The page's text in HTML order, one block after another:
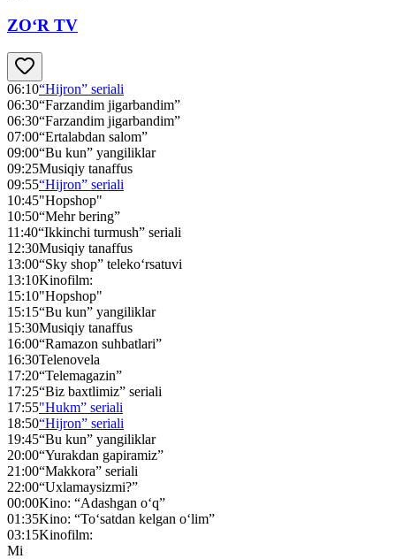
ZO‘R TV
06:10“Hijron” seriali
06:30“Farzandim jigarbandim”
06:30“Farzandim jigarbandim”
07:00“Ertalabdan salom”
09:00“Bu kun” yangiliklar
09:25Musiqiy tanaffus
09:55“Hijron” seriali
10:45"Hopshop"
10:50“Mehr bering”
11:40“Ikkinchi turmush” seriali
12:30Musiqiy tanaffus
13:00“Sky shop” teleko‘rsatuvi
13:10Kinofilm:
15:10"Hopshop"
15:15“Bu kun” yangiliklar
15:30Musiqiy tanaffus
16:00“Ramazon suhbatlari”
16:30Telenovela
17:20“Telemagazin”
17:25“Biz baxtlimiz” seriali
17:55"Hukm” seriali
18:50“Hijron” seriali
19:45“Bu kun” yangiliklar
20:00“Yurakdan gapiramiz”
21:00“Makkora” seriali
22:00“Uxlamaysizmi?”
00:00Kino: “Adashgan o‘q”
01:35Kino: “To‘satdan kelgan o‘lim”
03:15Kinofilm:
Mi